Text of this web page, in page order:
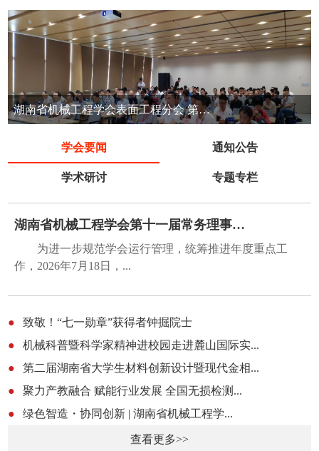
湖南省机械工程学会表面工程分会 第七届表面工程清洁生产技术交流会
学会要闻 通知公告
学术研讨 专题专栏
湖南省机械工程学会第十一届常务理事会第五...
为进一步规范学会运行管理，统筹推进年度重点工
作，2026年7月18日，...
●
致敬！“七一勋章”获得者钟掘院士
●
机械科普暨科学家精神进校园走进麓山国际实...
●
第二届湖南省大学生材料创新设计暨现代金相...
●
聚力产教融合 赋能行业发展 全国无损检测...
●
绿色智造・协同创新 | 湖南省机械工程学...
查看更多>>